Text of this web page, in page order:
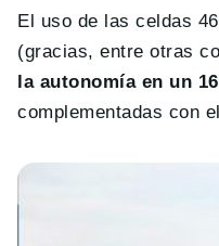
El uso de las celdas
(gracias, entre otras
la autonomía en un
complementadas con